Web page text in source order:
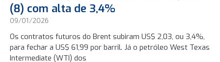
(8) com alta de 3,4%
09/01/2026
Os contratos futuros do Brent subiram US$ 2,03, ou 3,4%,
para fechar a US$ 61,99 por barril. Já o petróleo West Texas
Intermediate (WTI) dos